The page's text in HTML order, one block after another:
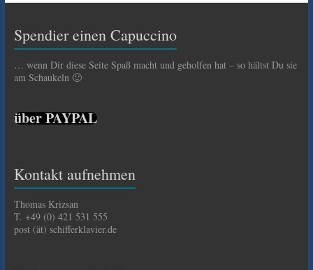
Spendier einen Capuccino
… wenn Dir diese Seite Spaß macht und geholfen hat – so hältst Du sie
am Schaukeln 🙂
über PAYPAL
Kontakt aufnehmen
Thomas Krizsan
T. +49 (0) 421 531 555
post (ät) schifferklavier.de